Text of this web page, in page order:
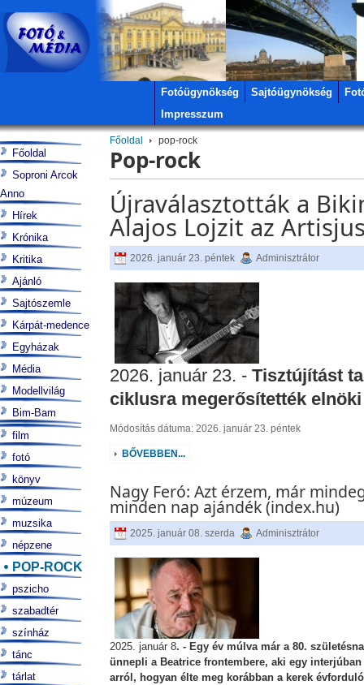
Fotóügynökség Sajtóügynökség
Impresszum
Főoldal pop-rock
Pop-rock
Újraválasztották a
Alajos Lojzit az
2026. január 23. péntek Adminisztrátor
2026. január 23. - Tisztújítást
ciklusra megerősítették
Módosítás dátuma: 2026. január 23. péntek
BŐVEBBEN...
Nagy Feró: Azt érzem, már
minden nap ajándék (index.hu)
2025. január 08. szerda Adminisztrátor
2025. január 8. - Egy év múlva már a 80.
ünnepli a Beatrice frontembere, aki egy interjúban
arról, hogyan élte meg korábban a kerek
Főoldal
Soproni Arcok
Anno
Hírek
Krónika
Kritika
Ajánló
Sajtószemle
Kárpát-medence
Egyházak
Média
Modellvilág
Bim-Bam
film
fotó
könyv
múzeum
muzsika
népzene
POP-ROCK
pszicho
szabadtér
színház
tánc
tárlat